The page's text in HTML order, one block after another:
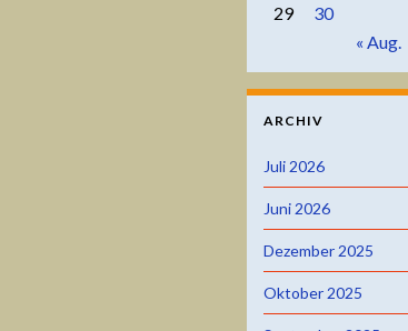
29
30
« Aug.
ARCHIV
Juli 2026
Juni 2026
Dezember 2025
Oktober 2025